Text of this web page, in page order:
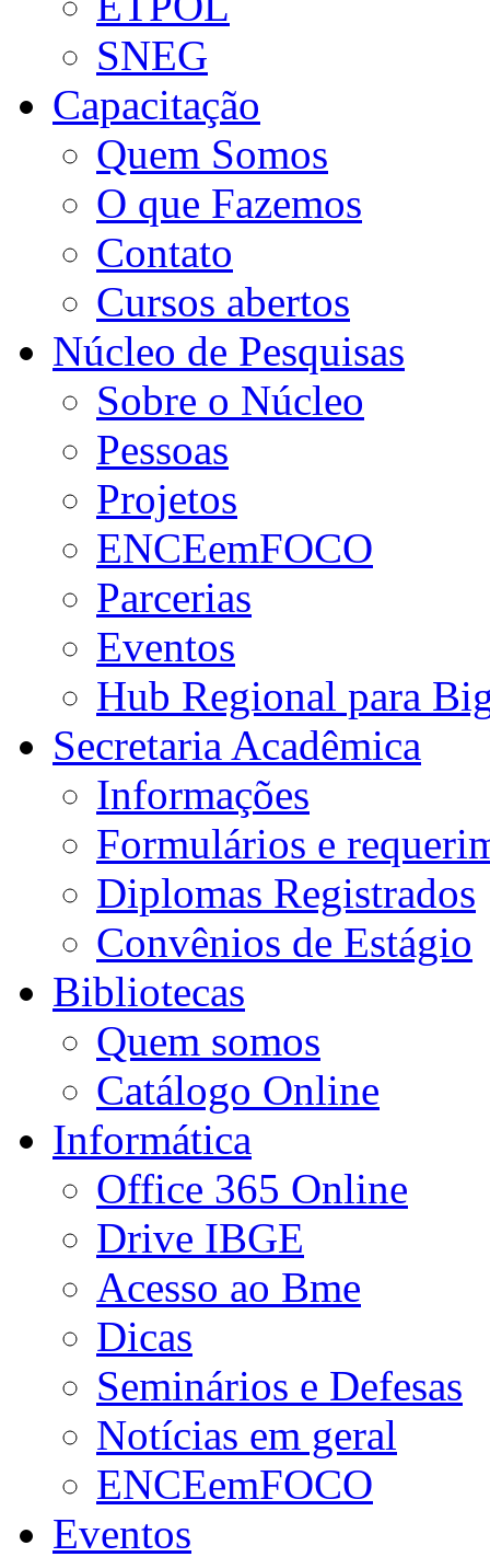
SNEG
Capacitação
Quem Somos
O que Fazemos
Contato
Cursos abertos
Núcleo de Pesquisas
Sobre o Núcleo
Pessoas
Projetos
ENCEemFOCO
Parcerias
Eventos
Hub Regional para
Secretaria Acadêmica
Informações
Formulários e
Diplomas Registrados
Convênios de Estágio
Bibliotecas
Quem somos
Catálogo Online
Informática
Office 365 Online
Drive IBGE
Acesso ao Bme
Dicas
Seminários e Defesas
Notícias em geral
ENCEemFOCO
Eventos